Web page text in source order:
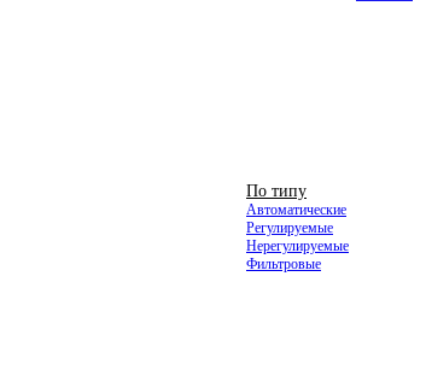
По типу
Автоматические
Регулируемые
Нерегулируемые
Фильтровые